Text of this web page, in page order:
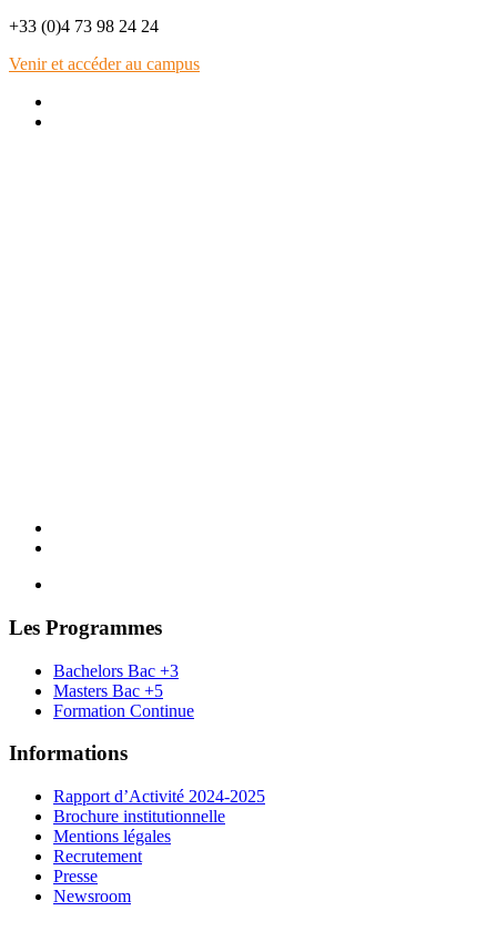
+33 (0)4 73 98 24 24
Venir et accéder au campus
Les Programmes
Bachelors Bac +3
Masters Bac +5
Formation Continue
Informations
Rapport d’Activité 2024-2025
Brochure institutionnelle
Mentions légales
Recrutement
Presse
Newsroom